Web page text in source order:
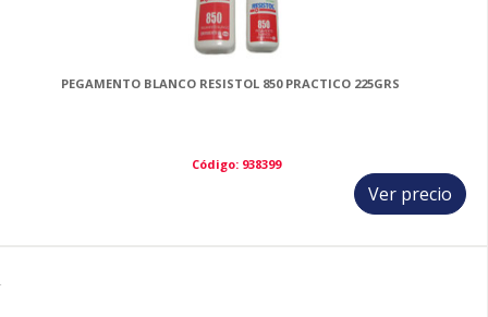
PEGAMENTO BLANCO RESISTOL 850 PRACTICO 225GRS
Código: 938399
Ver precio